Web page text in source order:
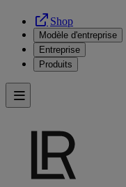
Shop
Modèle d'entreprise
Entreprise
Produits